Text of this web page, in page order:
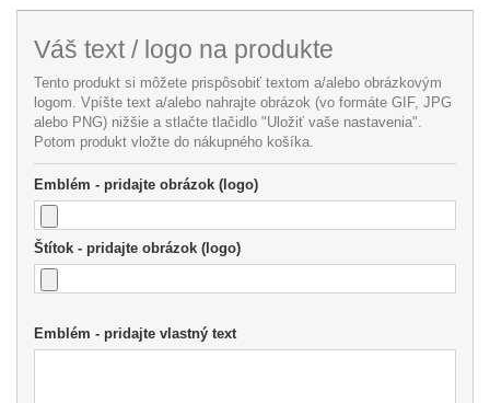
Váš text / logo na produkte
Tento produkt si môžete prispôsobiť textom a/alebo obrázkovým
logom. Vpíšte text a/alebo nahrajte obrázok (vo formáte GIF, JPG
alebo PNG) nižšie a stlačte tlačidlo "Uložiť vaše nastavenia".
Potom produkt vložte do nákupného košíka.
Emblém - pridajte obrázok (logo)
Štítok - pridajte obrázok (logo)
Emblém - pridajte vlastný text